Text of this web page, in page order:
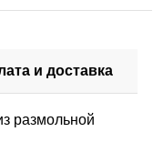
и доставка
размольной